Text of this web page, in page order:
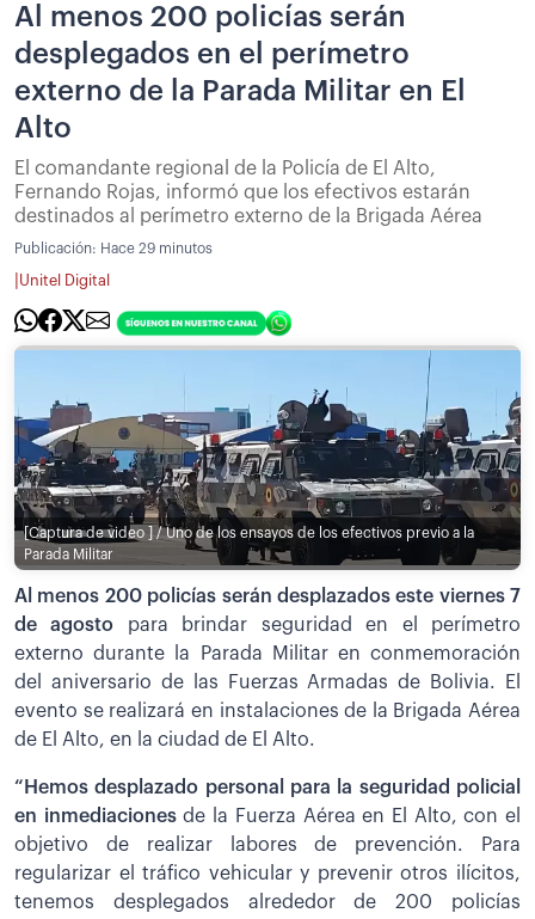
Al menos 200 policías serán
desplegados en el perímetro
externo de la Parada Militar en El
Alto
El comandante regional de la Policía de El Alto,
Fernando Rojas, informó que los efectivos estarán
destinados al perímetro externo de la Brigada Aérea
Publicación: Hace 29 minutos
Unitel Digital
[Captura de video ] / Uno de los ensayos de los efectivos previo a la
Parada Militar
Al menos 200 policías serán desplazados este viernes 7
de agosto para brindar seguridad en el perímetro
externo durante la Parada Militar en conmemoración
del aniversario de las Fuerzas Armadas de Bolivia. El
evento se realizará en instalaciones de la Brigada Aérea
de El Alto, en la ciudad de El Alto.
“Hemos desplazado personal para la seguridad policial
en inmediacionesde la Fuerza Aérea en El Alto, con el
objetivo de realizar labores de prevención. Para
regularizar el tráfico vehicular y prevenir otros ilícitos,
tenemos desplegados alrededor de 200 policías